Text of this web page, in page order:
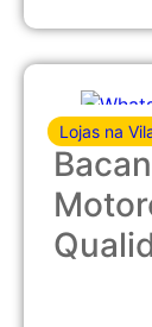
Lojas na